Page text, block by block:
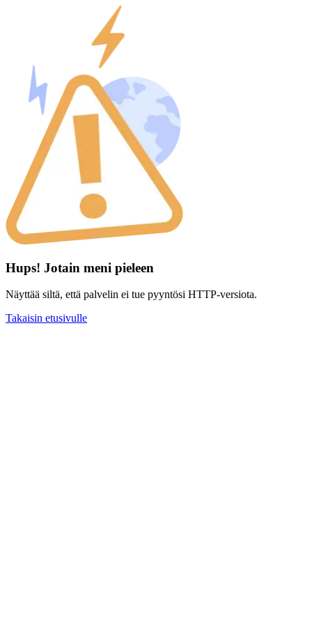
Hups! Jotain meni pieleen
Näyttää siltä, että palvelin ei tue pyyntösi HTTP-versiota.
Takaisin etusivulle